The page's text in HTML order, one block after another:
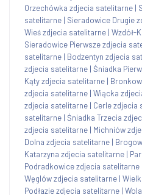
Orzechówka zdjecia satelitarne |
satelitarne | Sieradowice Drugie
Wieś zdjecia satelitarne | Wzdół-
Sieradowice Pierwsze zdjecia
satelitarne | Bodzentyn zdjecia
zdjecia satelitarne | Śniadka
Kąty zdjecia satelitarne |
zdjecia satelitarne | Wiącka
zdjecia satelitarne | Cerle zdjecia
satelitarne | Śniadka Trzecia
zdjecia satelitarne | Michniów
Dolna zdjecia satelitarne |
Katarzyna zdjecia satelitarne |
Podradkowice zdjecia satelitarne
Węglów zdjecia satelitarne |
Podłazie zdjecia satelitarne |